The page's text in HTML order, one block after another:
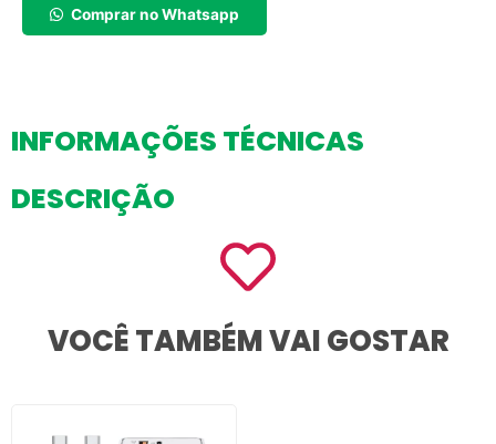
quantidadeComprar no Whatsapp
INFORMAÇÕES TÉCNICAS
DESCRIÇÃO
VOCÊ TAMBÉM VAI GOSTAR